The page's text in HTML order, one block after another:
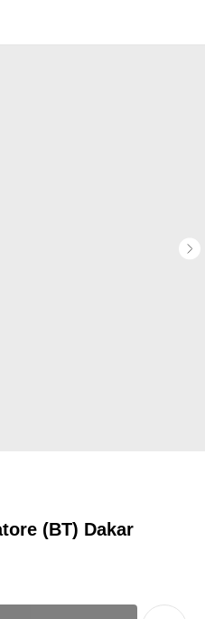
(BT) Dakar